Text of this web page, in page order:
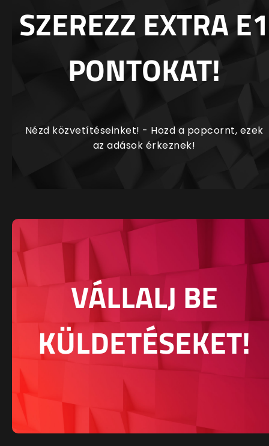
SZEREZZ EXTRA E1
PONTOKAT!
Nézd közvetítéseinket! - Hozd a popcornt, ezek
az adások érkeznek!
VÁLLALJ BE
KÜLDETÉSEKET!